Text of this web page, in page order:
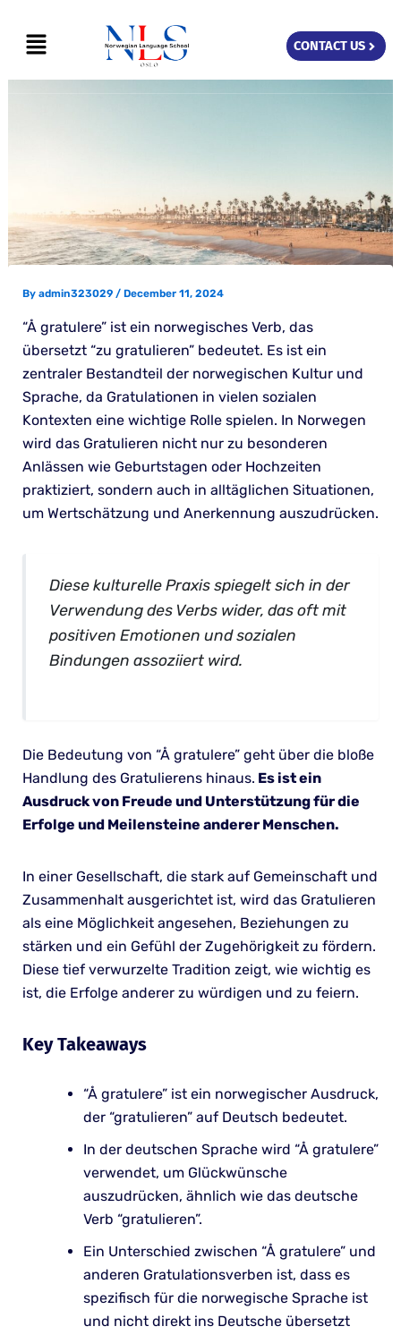
content
Menu CONTACT US
By admin323029 / December 11, 2024
“Å gratulere” ist ein norwegisches Verb, das
übersetzt “zu gratulieren” bedeutet. Es ist ein
zentraler Bestandteil der norwegischen Kultur und
Sprache, da Gratulationen in vielen sozialen
Kontexten eine wichtige Rolle spielen. In Norwegen
wird das Gratulieren nicht nur zu besonderen
Anlässen wie Geburtstagen oder Hochzeiten
praktiziert, sondern auch in alltäglichen Situationen,
um Wertschätzung und Anerkennung auszudrücken.
Diese kulturelle Praxis spiegelt sich in der
Verwendung des Verbs wider, das oft mit
positiven Emotionen und sozialen
Bindungen assoziiert wird.
Die Bedeutung von “Å gratulere” geht über die bloße
Handlung des Gratulierens hinaus. Es ist ein
Ausdruck von Freude und Unterstützung für die
Erfolge und Meilensteine anderer Menschen.
In einer Gesellschaft, die stark auf Gemeinschaft und
Zusammenhalt ausgerichtet ist, wird das Gratulieren
als eine Möglichkeit angesehen, Beziehungen zu
stärken und ein Gefühl der Zugehörigkeit zu fördern.
Diese tief verwurzelte Tradition zeigt, wie wichtig es
ist, die Erfolge anderer zu würdigen und zu feiern.
Key Takeaways
“Å gratulere” ist ein norwegischer Ausdruck,
der “gratulieren” auf Deutsch bedeutet.
In der deutschen Sprache wird “Å gratulere”
verwendet, um Glückwünsche
auszudrücken, ähnlich wie das deutsche
Verb “gratulieren”.
Ein Unterschied zwischen “Å gratulere” und
anderen Gratulationsverben ist, dass es
spezifisch für die norwegische Sprache ist
und nicht direkt ins Deutsche übersetzt